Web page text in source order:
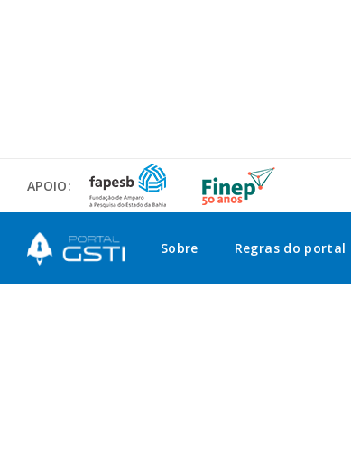
APOIO:
Sobre Regras do portal